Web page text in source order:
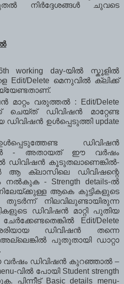
നിര്‍ദ്ദേശങ്ങള്‍ ചുവടെ
working day-യില്‍ സ്കൂളില്‍
Edit/Delete മെനുവില്‍ ക്ലിക്ക്
മാറ്റം വരുത്തല്‍ : Edit/Delete
ചെയ്ത് ഡിവിഷന്‍ മാറ്റേണ്ട
ഡിവിഷന്‍ ഉള്‍പ്പെടുത്തി update
ഡിവിഷന്‍
- അതായത് ഈ വര്‍ഷം
ഡിവിഷന്‍ കൂടുതലാണെങ്കില്‍-
ല്‍ ആ ക്ലാസിലെ ഡിവിഷന്റെ
- Strength details-ല്‍
ആകെ കുട്ടികളുടെ
നിലവിലുണ്ടായിരുന്ന
ഡിവിഷന്‍ മാറ്റി പുതിയ
Edit/Delete
ഡിവിഷന്‍ തന്നെ
പുതുതായി ഡാറ്റാ
ഡിവിഷന്‍ കുറഞ്ഞാല്‍ –
വില്‍ പോയി Student strength
Basic details menu-